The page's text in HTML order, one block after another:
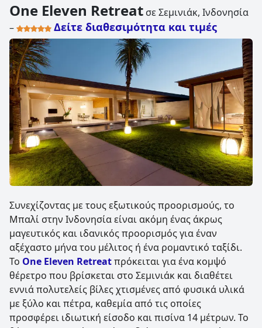
One Eleven Retreat σε Σεμινιάκ, Ινδονησία
–
Δείτε διαθεσιμότητα και τιμές
Συνεχίζοντας με τους εξωτικούς προορισμούς, το
Μπαλί στην Ινδονησία είναι ακόμη ένας άκρως
μαγευτικός και ιδανικός προορισμός για έναν
αξέχαστο μήνα του μέλιτος ή ένα ρομαντικό ταξίδι.
Το One Eleven Retreatπρόκειται για ένα κομψό
θέρετρο που βρίσκεται στο Σεμινιάκ και διαθέτει
εννιά πολυτελείς βίλες χτισμένες από φυσικά υλικά
με ξύλο και πέτρα, καθεμία από τις οποίες
προσφέρει ιδιωτική είσοδο και πισίνα 14 μέτρων. Το